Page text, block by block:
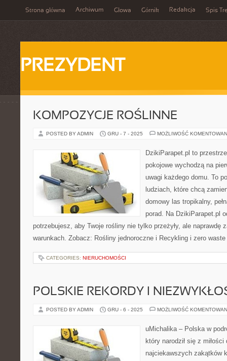
Strona główna Archiwum Głowa Górnik Redakcja Spis
PREZYDENT
KOMPOZYCJE ROŚLINNE
POSTED BY ADMIN GRU - 7 - 2025 MOŻLIWOŚĆ
DzikiParapet.pl to
pokojowe wychodzą na
uwagi każdego domu. To
ludziach, które chcą
domowy las tropikalny,
porad. Na DzikiParapet.pl
potrzebujesz, aby Twoje rośliny nie tylko przeżyły, ale naprawdę
warunkach. Zobacz: Rośliny jednoroczne i Recykling i zero
CATEGORIES: NIERUCHOMOŚCI
POLSKIE REKORDY I
POSTED BY ADMIN GRU - 6 - 2025 MOŻLIWOŚĆ
uMichalika – Polska w
który narodził się z
najciekawszych zakątków